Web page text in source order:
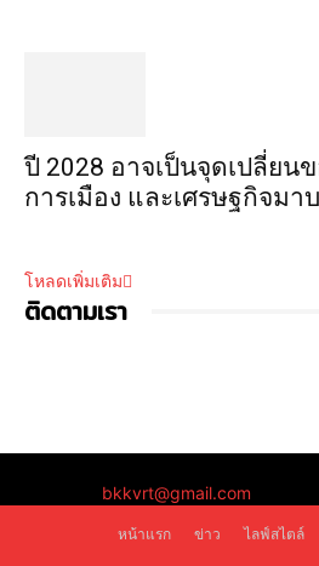
ปี 2028 อาจเป็นจุดเปลี่ยน
การเมือง และเศรษฐกิจมา
โหลดเพิ่มเติม
ติดตามเรา
bkkvrt@gmail.com
หน้าแรก
ข่าว ไลฟ์สไตล์